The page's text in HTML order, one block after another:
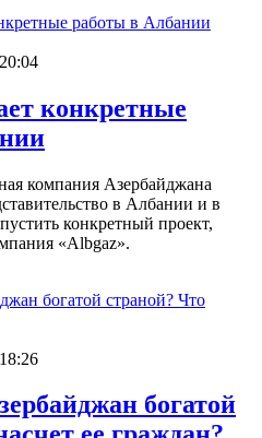
конкретные
компания Азербайджана
в Албании и в
конкретный проект,
«Albgaz».
богатой